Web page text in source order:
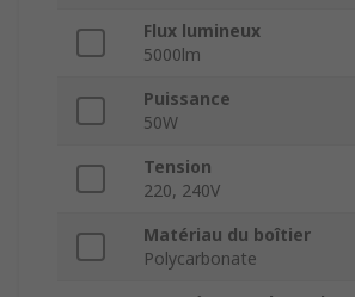
Flux lumineux
5000lm
Puissance
50W
Tension
220, 240V
Matériau du boîtier
Polycarbonate